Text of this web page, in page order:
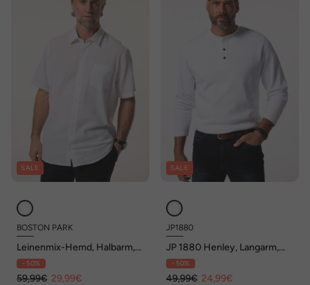
SALE
BOSTON PARK
Leinenmix-Hemd, Halbarm,
Streifen, Kentkragen,
Comfort Fit, bis 8 XL
- 50%
59,99€ 29,99€
SALE
JP1880
JP 1880 Henley, Langarm,
Piqué, bis 8 XL
- 50%
49,99€ 24,99€